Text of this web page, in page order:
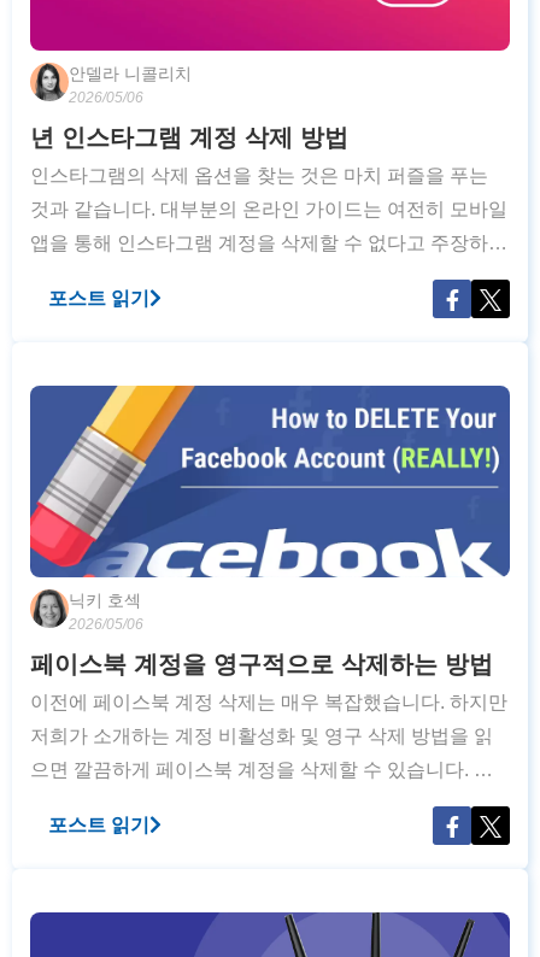
안델라 니콜리치
2026/05/06
년 인스타그램 계정 삭제 방법
인스타그램의 삭제 옵션을 찾는 것은 마치 퍼즐을 푸는
것과 같습니다. 대부분의 온라인 가이드는 여전히 모바일
앱을 통해 인스타그램 계정을 삭제할 수 없다고 주장하며
구시대적인 정보를 제공합니다. 하지만 부정확한 정보 때
문에 중요한 시간을 낭비하며, 쉽게 수행할 수 있는 작업
포스트 읽기
닉키 호섹
2026/05/06
페이스북 계정을 영구적으로 삭제하는 방법
이전에 페이스북 계정 삭제는 매우 복잡했습니다. 하지만
저희가 소개하는 계정 비활성화 및 영구 삭제 방법을 읽
으면 깔끔하게 페이스북 계정을 삭제할 수 있습니다. 비
활성화와 영구 삭제에는 큰 차이가 있습니다. 아래 심층
가이드를 통해 페이스북 프로필의 특정 콘텐츠를 삭제하
포스트 읽기